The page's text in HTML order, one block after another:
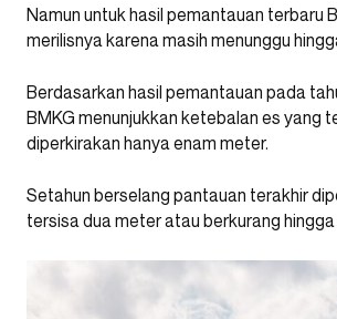
Namun untuk hasil pemantauan terbaru
merilisnya karena masih menunggu
Berdasarkan hasil pemantauan pada
BMKG menunjukkan ketebalan es yang
diperkirakan hanya enam meter.
Setahun berselang pantauan terakhir
tersisa dua meter atau berkurang